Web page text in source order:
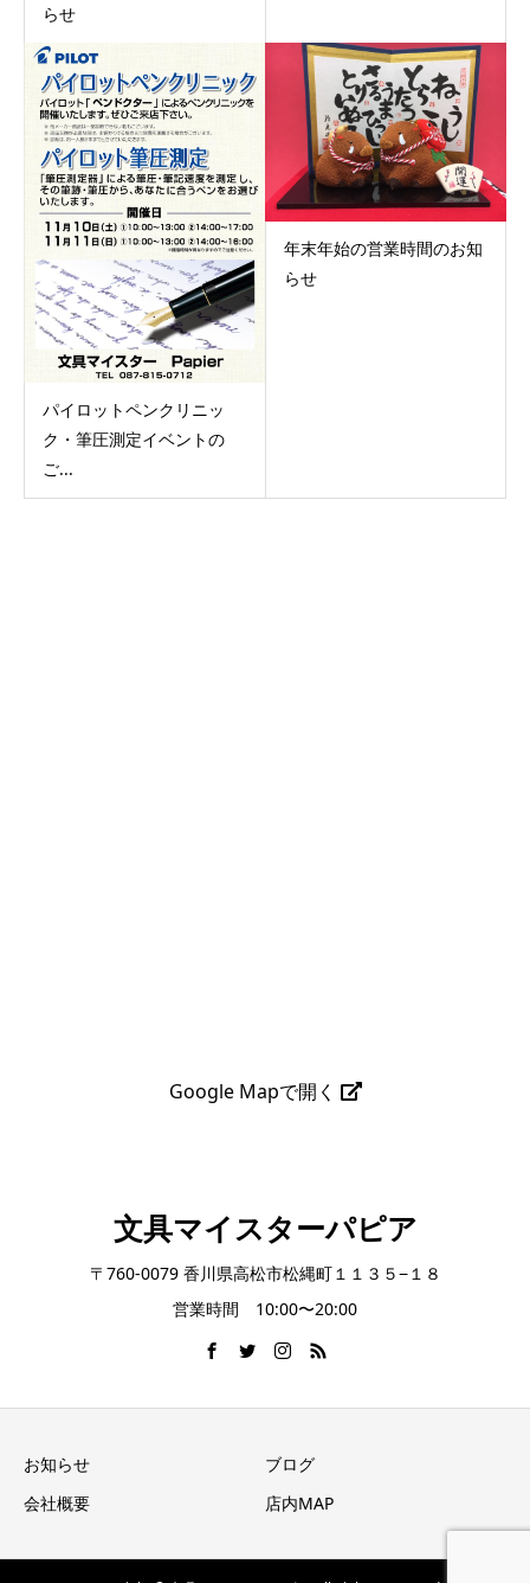
らせ
パイロットペンクリニッ
ク・筆圧測定イベントの
ご...
年末年始の営業時間のお知
らせ
Google Mapで開く
文具マイスターパピア
〒760-0079 香川県高松市松縄町１１３５−１８
営業時間 10:00〜20:00
お知らせ
ブログ
会社概要
店内MAP